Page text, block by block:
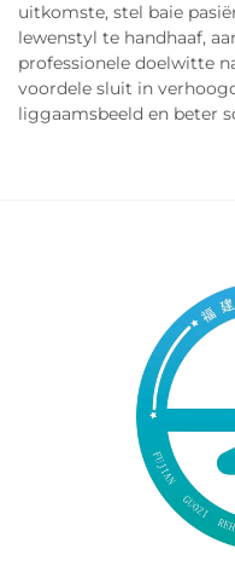
uitkomste, stel baie
lewenstyl te handhaaf,
professionele doelwitte
voordele sluit in
liggaamsbeeld en beter